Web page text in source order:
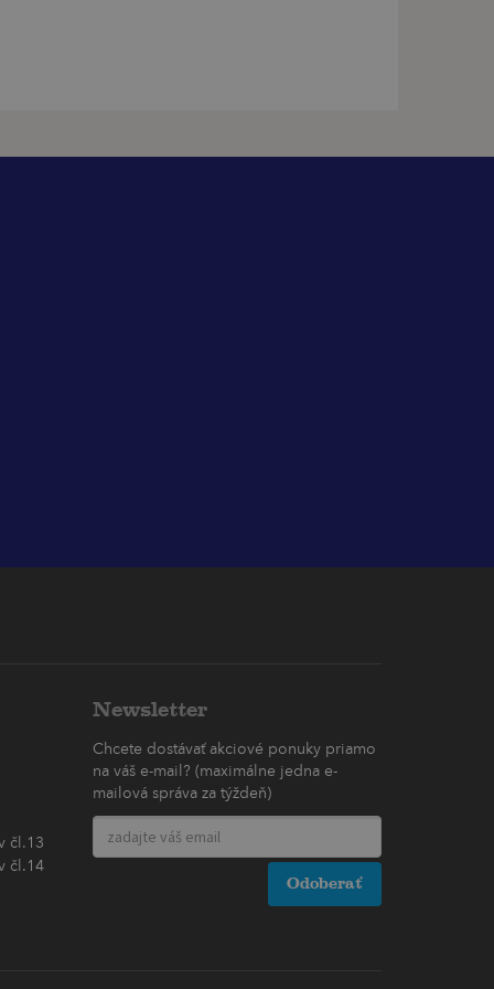
čl.13
čl.14
Newsletter
Chcete dostávať akciové ponuky priamo
na váš e-mail? (maximálne jedna e-
mailová správa za týždeň)
Odoberať